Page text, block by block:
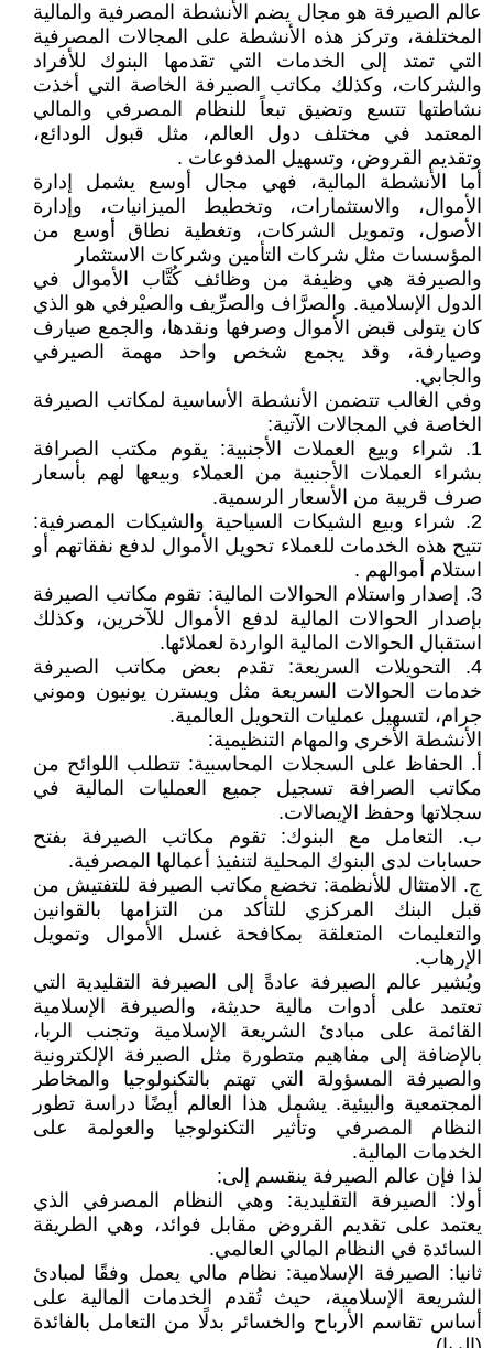
عالم الصيرفة هو مجال يضم الأنشطة المصرفية والمالية
المختلفة، وتركز هذه الأنشطة على المجالات المصرفية
التي تمتد إلى الخدمات التي تقدمها البنوك للأفراد
والشركات، وكذلك مكاتب الصيرفة الخاصة التي أخذت
نشاطتها تتسع وتضيق تبعاً للنظام المصرفي والمالي
المعتمد في مختلف دول العالم، مثل قبول الودائع،
وتقديم القروض، وتسهيل المدفوعات .
أما الأنشطة المالية، فهي مجال أوسع يشمل إدارة
الأموال، والاستثمارات، وتخطيط الميزانيات، وإدارة
الأصول، وتمويل الشركات، وتغطية نطاق أوسع من
المؤسسات مثل شركات التأمين وشركات الاستثمار
والصيرفة هي وظيفة من وظائف كُتَّاب الأموال في
الدول الإسلامية. والصرَّاف والصرِّيف والصيْرفي هو الذي
كان يتولى قبض الأموال وصرفها ونقدها، والجمع صيارف
وصيارفة، وقد يجمع شخص واحد مهمة الصيرفي
والجابي.
وفي الغالب تتضمن الأنشطة الأساسية لمكاتب الصيرفة
الخاصة في المجالات الآتية:
1. شراء وبيع العملات الأجنبية: يقوم مكتب الصرافة
بشراء العملات الأجنبية من العملاء وبيعها لهم بأسعار
صرف قريبة من الأسعار الرسمية.
2. شراء وبيع الشيكات السياحية والشيكات المصرفية:
تتيح هذه الخدمات للعملاء تحويل الأموال لدفع نفقاتهم أو
استلام أموالهم .
3. إصدار واستلام الحوالات المالية: تقوم مكاتب الصيرفة
بإصدار الحوالات المالية لدفع الأموال للآخرين، وكذلك
استقبال الحوالات المالية الواردة لعملائها.
4. التحويلات السريعة: تقدم بعض مكاتب الصيرفة
خدمات الحوالات السريعة مثل ويسترن يونيون وموني
جرام، لتسهيل عمليات التحويل العالمية.
الأنشطة الأخرى والمهام التنظيمية:
أ‌. الحفاظ على السجلات المحاسبية: تتطلب اللوائح من
مكاتب الصرافة تسجيل جميع العمليات المالية في
سجلاتها وحفظ الإيصالات.
ب‌. التعامل مع البنوك: تقوم مكاتب الصيرفة بفتح
حسابات لدى البنوك المحلية لتنفيذ أعمالها المصرفية.
ج‌. الامتثال للأنظمة: تخضع مكاتب الصيرفة للتفتيش من
قبل البنك المركزي للتأكد من التزامها بالقوانين
والتعليمات المتعلقة بمكافحة غسل الأموال وتمويل
الإرهاب.
ويُشير عالم الصيرفة عادةً إلى الصيرفة التقليدية التي
تعتمد على أدوات مالية حديثة، والصيرفة الإسلامية
القائمة على مبادئ الشريعة الإسلامية وتجنب الربا،
بالإضافة إلى مفاهيم متطورة مثل الصيرفة الإلكترونية
والصيرفة المسؤولة التي تهتم بالتكنولوجيا والمخاطر
المجتمعية والبيئية. يشمل هذا العالم أيضًا دراسة تطور
النظام المصرفي وتأثير التكنولوجيا والعولمة على
الخدمات المالية.
لذا فإن عالم الصيرفة ينقسم إلى:
أولا: الصيرفة التقليدية: وهي النظام المصرفي الذي
يعتمد على تقديم القروض مقابل فوائد، وهي الطريقة
السائدة في النظام المالي العالمي.
ثانيا: الصيرفة الإسلامية: نظام مالي يعمل وفقًا لمبادئ
الشريعة الإسلامية، حيث تُقدم الخدمات المالية على
أساس تقاسم الأرباح والخسائر بدلًا من التعامل بالفائدة